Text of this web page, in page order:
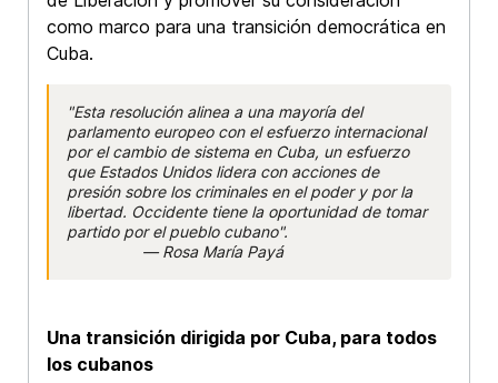
como marco para una transición democrática en
Cuba.
"Esta resolución alinea a una mayoría del
parlamento europeo con el esfuerzo internacional
por el cambio de sistema en Cuba, un esfuerzo
que Estados Unidos lidera con acciones de
presión sobre los criminales en el poder y por la
libertad. Occidente tiene la oportunidad de tomar
partido por el pueblo cubano".
— Rosa María Payá
Una transición dirigida por Cuba, para todos
los cubanos